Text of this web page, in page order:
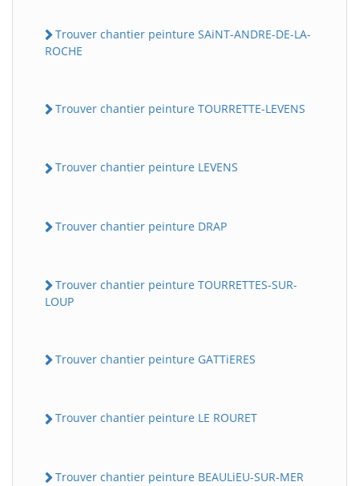
Trouver chantier peinture SAiNT-ANDRE-DE-LA-
ROCHE
Trouver chantier peinture TOURRETTE-LEVENS
Trouver chantier peinture LEVENS
Trouver chantier peinture DRAP
Trouver chantier peinture TOURRETTES-SUR-
LOUP
Trouver chantier peinture GATTiERES
Trouver chantier peinture LE ROURET
Trouver chantier peinture BEAULiEU-SUR-MER